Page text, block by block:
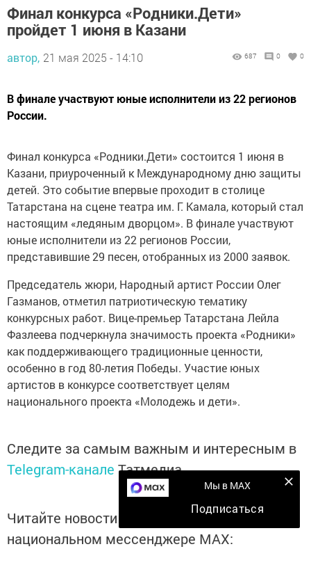
Финал конкурса «Родники.Дети»
пройдет 1 июня в Казани
автор, 21 мая 2025 - 14:10 687 0 0
В финале участвуют юные исполнители из 22 регионов
России.
Финал конкурса «Родники.Дети» состоится 1 июня в
Казани, приуроченный к Международному дню защиты
детей. Это событие впервые проходит в столице
Татарстана на сцене театра им. Г. Камала, который стал
настоящим «ледяным дворцом». В финале участвуют
юные исполнители из 22 регионов России,
представившие 29 песен, отобранных из 2000 заявок.
Председатель жюри, Народный артист России Олег
Газманов, отметил патриотическую тематику
конкурсных работ. Вице-премьер Татарстана Лейла
Фазлеева подчеркнула значимость проекта «Родники»
как поддерживающего традиционные ценности,
особенно в год 80-летия Победы. Участие юных
артистов в конкурсе соответствует целям
национального проекта «Молодежь и дети».
Следите за самым важным и интересным в
Telegram-канале Татмедиа
Читайте новости Татарстана в
национальном мессенджере MАХ:
Мы в MAX
Подписаться